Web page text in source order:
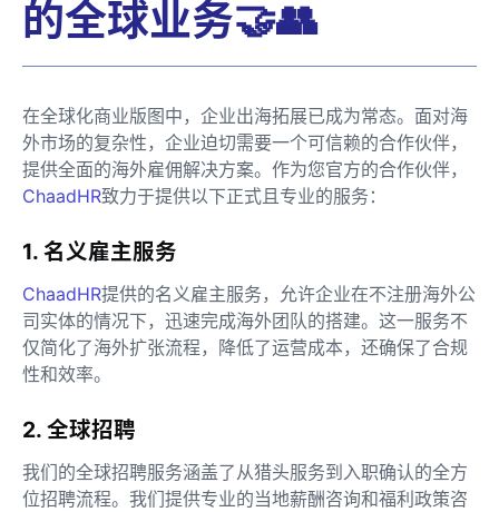
的全球业务🤝👥
在全球化商业版图中，企业出海拓展已成为常态。面对海
外市场的复杂性，企业迫切需要一个可信赖的合作伙伴，
提供全面的海外雇佣解决方案。作为您官方的合作伙伴，
ChaadHR致力于提供以下正式且专业的服务：
1. 名义雇主服务
ChaadHR提供的名义雇主服务，允许企业在不注册海外公
司实体的情况下，迅速完成海外团队的搭建。这一服务不
仅简化了海外扩张流程，降低了运营成本，还确保了合规
性和效率。
2. 全球招聘
我们的全球招聘服务涵盖了从猎头服务到入职确认的全方
位招聘流程。我们提供专业的当地薪酬咨询和福利政策咨